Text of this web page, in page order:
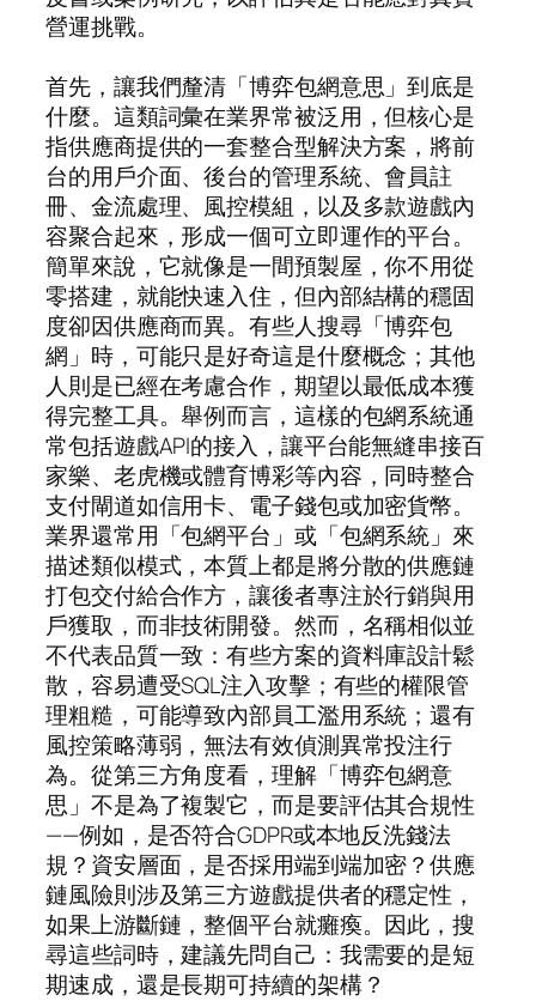
營運挑戰。
首先，讓我們釐清「博弈包網意思」到底是
什麼。這類詞彙在業界常被泛用，但核心是
指供應商提供的一套整合型解決方案，將前
台的用戶介面、後台的管理系統、會員註
冊、金流處理、風控模組，以及多款遊戲內
容聚合起來，形成一個可立即運作的平台。
簡單來說，它就像是一間預製屋，你不用從
零搭建，就能快速入住，但內部結構的穩固
度卻因供應商而異。有些人搜尋「博弈包
網」時，可能只是好奇這是什麼概念；其他
人則是已經在考慮合作，期望以最低成本獲
得完整工具。舉例而言，這樣的包網系統通
常包括遊戲API的接入，讓平台能無縫串接百
家樂、老虎機或體育博彩等內容，同時整合
支付閘道如信用卡、電子錢包或加密貨幣。
業界還常用「包網平台」或「包網系統」來
描述類似模式，本質上都是將分散的供應鏈
打包交付給合作方，讓後者專注於行銷與用
戶獲取，而非技術開發。然而，名稱相似並
不代表品質一致：有些方案的資料庫設計鬆
散，容易遭受SQL注入攻擊；有些的權限管
理粗糙，可能導致內部員工濫用系統；還有
風控策略薄弱，無法有效偵測異常投注行
為。從第三方角度看，理解「博弈包網意
思」不是為了複製它，而是要評估其合規性
——例如，是否符合GDPR或本地反洗錢法
規？資安層面，是否採用端到端加密？供應
鏈風險則涉及第三方遊戲提供者的穩定性，
如果上游斷鏈，整個平台就癱瘓。因此，搜
尋這些詞時，建議先問自己：我需要的是短
期速成，還是長期可持續的架構？